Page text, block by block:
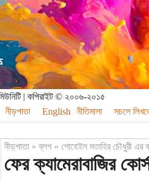
| কপিরাইট © ২০০৬-২০১৫
নীড়পাতা
English নীতিমালা সচলে
নীড়পাতা»ব্লগ» শোহেইল মতাহির চৌধুরী এর
ফের ক্যামেরাবাজির